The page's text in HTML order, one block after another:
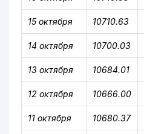
15 октября 10710.63
14 октября 10700.03
13 октября 10684.01
12 октября 10666.00
11 октября 10680.37